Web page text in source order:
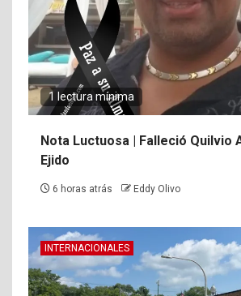
1 lectura mínima
Nota Luctuosa | Falleció Quilvio
Ejido
6 horas atrás Eddy Olivo
INTERNACIONALES